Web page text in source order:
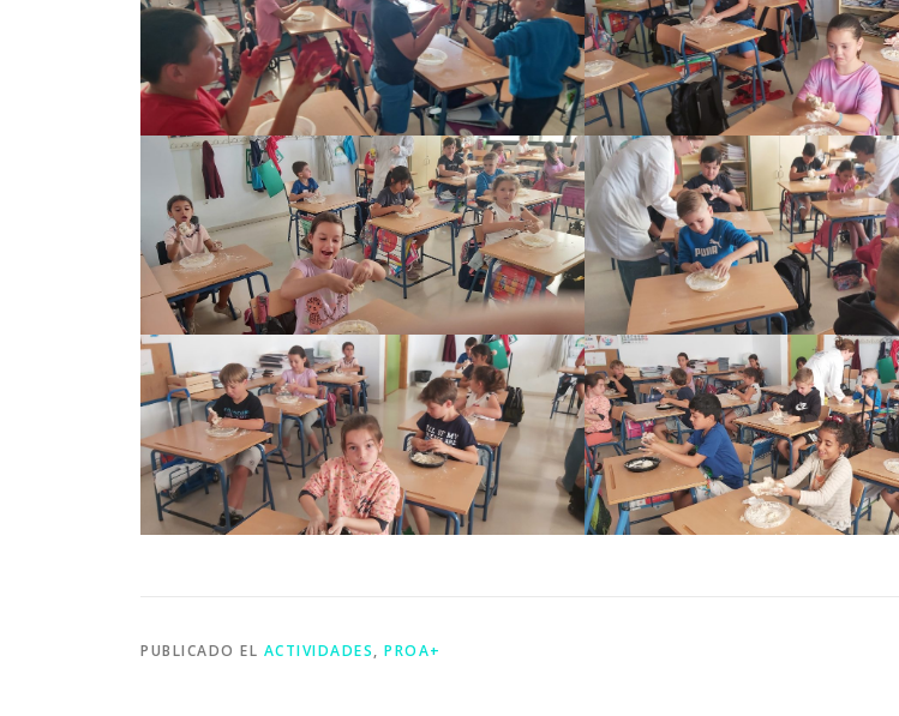
PUBLICADO EL ACTIVIDADES, PROA+